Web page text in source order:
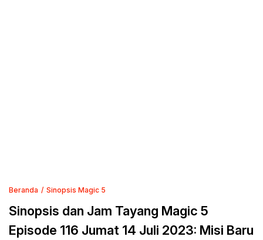
Beranda Sinopsis Magic 5
Sinopsis dan Jam Tayang Magic 5
Episode 116 Jumat 14 Juli 2023: Misi Baru